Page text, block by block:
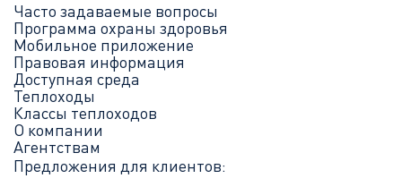
Часто задаваемые вопросы
Программа охраны здоровья
Мобильное приложение
Правовая информация
Доступная среда
Теплоходы
Классы теплоходов
О компании
Агентствам
Предложения для клиентов: